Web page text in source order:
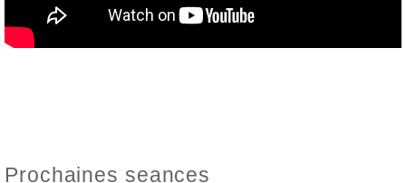
Prochaines seances